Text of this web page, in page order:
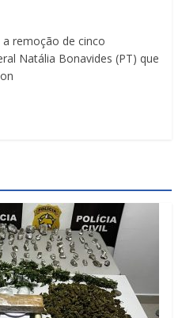
remoção de cinco
Natália Bonavides (PT) que